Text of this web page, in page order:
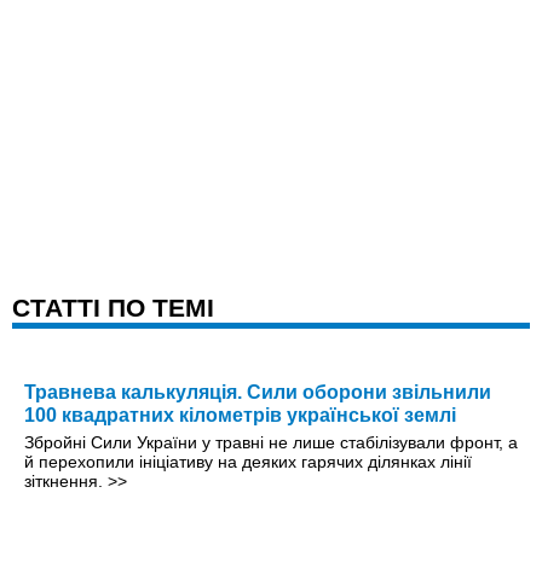
CТАТТІ ПО ТЕМІ
Травнева калькуляція. Сили оборони звільнили
100 квадратних кілометрів української землі
Збройні Сили України у травні не лише стабілізували фронт, а
й перехопили ініціативу на деяких гарячих ділянках лінії
зіткнення. >>